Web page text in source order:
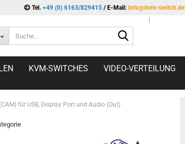
Tel. +49 (0) 6163/829415 / E-Mail: info@kvm-switch.de
KVM-SWITCHES VIDEO-VERTEILUNG
für USB, Display Port und Audio (Out)